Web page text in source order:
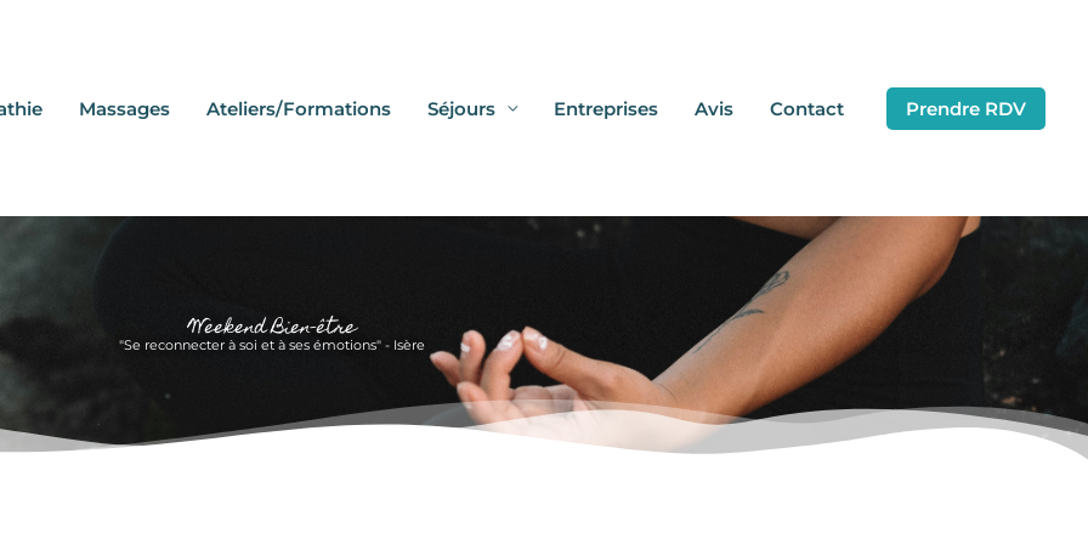
Massages Ateliers/Formations Séjours Entreprises Avis Contact Prendre RDV
Weekend Bien-être
"Se reconnecter à soi et à ses émotions" - Isère